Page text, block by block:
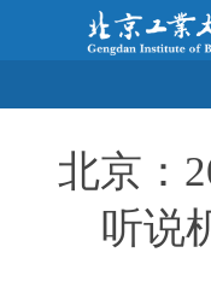
北京：
听说